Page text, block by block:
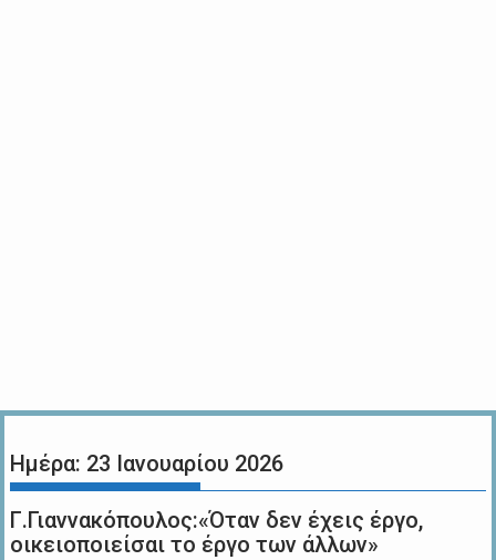
Ημέρα: 23 Ιανουαρίου 2026
Γ.Γιαννακόπουλος:«Όταν δεν έχεις έργο,
οικειοποιείσαι το έργο των άλλων»